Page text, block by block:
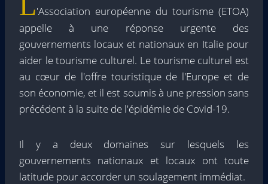
'Association européenne du tourisme (ETOA)
appelle à une réponse urgente des
gouvernements locaux et nationaux en Italie pour
aider le tourisme culturel. Le tourisme culturel est
au cœur de l'offre touristique de l'Europe et de
son économie, et il est soumis à une pression sans
précédent à la suite de l'épidémie de Covid-19.
Il y a deux domaines sur lesquels les
gouvernements nationaux et locaux ont toute
latitude pour accorder un soulagement immédiat.